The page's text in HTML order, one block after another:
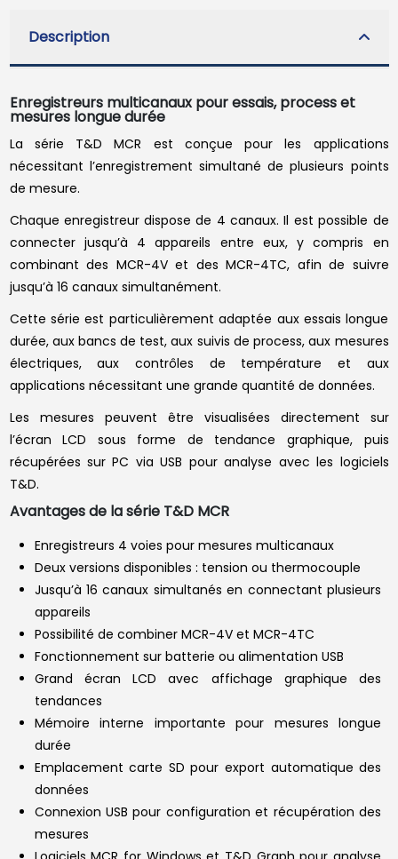
Description
Enregistreurs multicanaux pour essais, process et
mesures longue durée
La série T&D MCR est conçue pour les applications
nécessitant l’enregistrement simultané de plusieurs points
de mesure.
Chaque enregistreur dispose de 4 canaux. Il est possible de
connecter jusqu’à 4 appareils entre eux, y compris en
combinant des MCR-4V et des MCR-4TC, afin de suivre
jusqu’à 16 canaux simultanément.
Cette série est particulièrement adaptée aux essais longue
durée, aux bancs de test, aux suivis de process, aux mesures
électriques, aux contrôles de température et aux
applications nécessitant une grande quantité de données.
Les mesures peuvent être visualisées directement sur
l’écran LCD sous forme de tendance graphique, puis
récupérées sur PC via USB pour analyse avec les logiciels
T&D.
Avantages de la série T&D MCR
Enregistreurs 4 voies pour mesures multicanaux
Deux versions disponibles : tension ou thermocouple
Jusqu’à 16 canaux simultanés en connectant plusieurs
appareils
Possibilité de combiner MCR-4V et MCR-4TC
Fonctionnement sur batterie ou alimentation USB
Grand écran LCD avec affichage graphique des
tendances
Mémoire interne importante pour mesures longue
durée
Emplacement carte SD pour export automatique des
données
Connexion USB pour configuration et récupération des
mesures